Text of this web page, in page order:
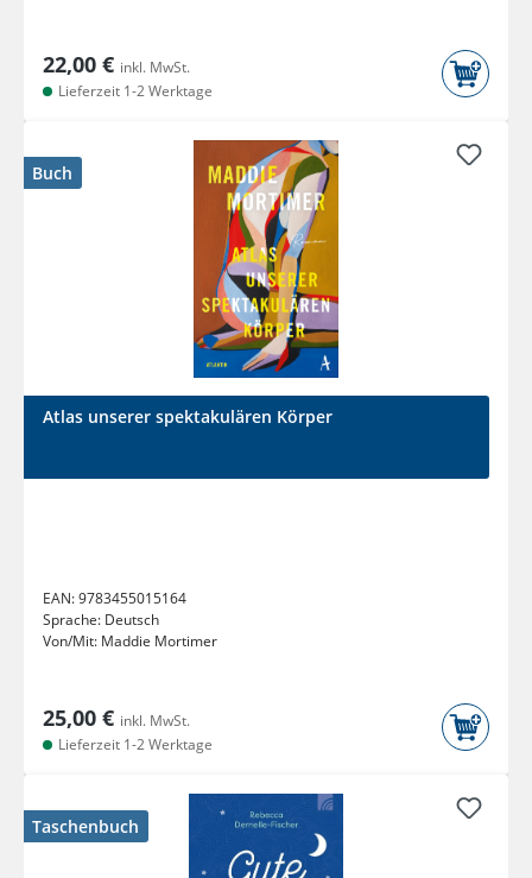
22,00 € inkl. MwSt.
Lieferzeit 1-2 Werktage
Buch
Atlas unserer spektakulären Körper
EAN:9783455015164
Sprache: Deutsch
Von/Mit: Maddie Mortimer
25,00 € inkl. MwSt.
Lieferzeit 1-2 Werktage
Taschenbuch